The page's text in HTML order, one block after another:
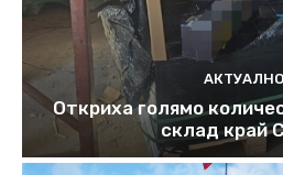
АКТУАЛНО
Откриха голямо
склад край